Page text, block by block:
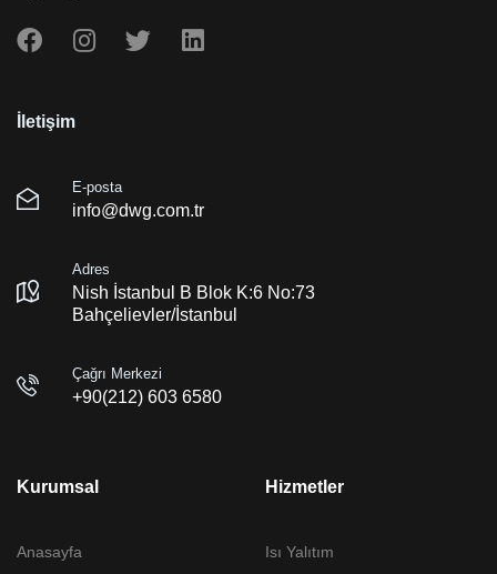
İletişim
E-posta
info@dwg.com.tr
Adres
Nish İstanbul B Blok K:6 No:73
Bahçelievler/İstanbul
Çağrı Merkezi
+90(212) 603 6580
Kurumsal
Anasayfa
Hizmetler
Isı Yalıtım